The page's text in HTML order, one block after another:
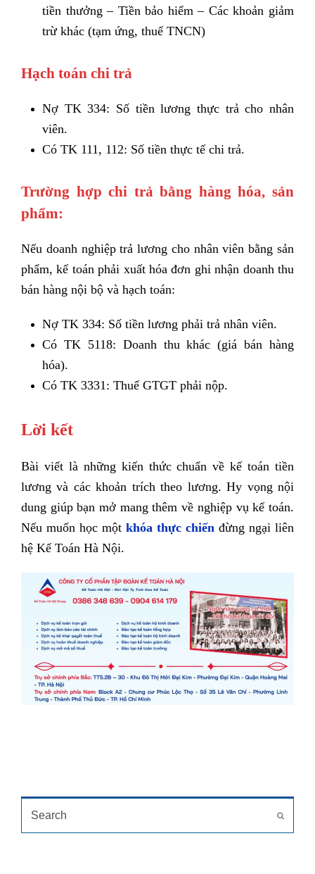
tiền thưởng – Tiền bảo hiểm – Các khoản giảm
trừ khác (tạm ứng, thuế TNCN)
Hạch toán chi trả
Nợ TK 334: Số tiền lương thực trả cho nhân
viên.
Có TK 111, 112: Số tiền thực tế chi trả.
Trường hợp chi trả bằng hàng hóa, sản
phẩm:
Nếu doanh nghiệp trả lương cho nhân viên bằng sản
phẩm, kế toán phải xuất hóa đơn ghi nhận doanh thu
bán hàng nội bộ và hạch toán:
Nợ TK 334: Số tiền lương phải trả nhân viên.
Có TK 5118: Doanh thu khác (giá bán hàng
hóa).
Có TK 3331: Thuế GTGT phải nộp.
Lời kết
Bài viết là những kiến thức chuẩn về kế toán tiền
lương và các khoản trích theo lương. Hy vọng nội
dung giúp bạn mở mang thêm về nghiệp vụ kế toán.
Nếu muốn học một khóa thực chiến đừng ngại liên
hệ Kế Toán Hà Nội.